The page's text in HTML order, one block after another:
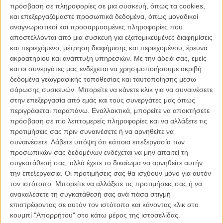
πρόσβαση σε πληροφορίες σε μια συσκευή, όπως τα cookies,
και επεξεργαζόμαστε προσωπικά δεδομένα, όπως μοναδικοί
αναγνωριστικοί και προσαρμοσμένες πληροφορίες που
αποστέλλονται από μια συσκευή για εξατομικευμένες διαφημίσεις
και περιεχόμενο, μέτρηση διαφήμισης και περιεχομένου, έρευνα
ακροατηρίου και ανάπτυξη υπηρεσιών. Με την άδειά σας, εμείς
και οι συνεργάτες μας ενδέχεται να χρησιμοποιήσουμε ακριβή
δεδομένα γεωγραφικής τοποθεσίας και ταυτοποίησης μέσω
σάρωσης συσκευών. Μπορείτε να κάνετε κλικ για να συναινέσετε
στην επεξεργασία από εμάς και τους συνεργάτες μας όπως
περιγράφεται παραπάνω. Εναλλακτικά, μπορείτε να αποκτήσετε
πρόσβαση σε πιο λεπτομερείς πληροφορίες και να αλλάξετε τις
προτιμήσεις σας πριν συναινέσετε ή να αρνηθείτε να
συναινέσετε. Λάβετε υπόψη ότι κάποια επεξεργασία των
προσωπικών σας δεδομένων ενδέχεται να μην απαιτεί τη
συγκατάθεσή σας, αλλά έχετε το δικαίωμα να αρνηθείτε αυτήν
την επεξεργασία. Οι προτιμήσεις σας θα ισχύουν μόνο για αυτόν
τον ιστότοπο. Μπορείτε να αλλάξετε τις προτιμήσεις σας ή να
ανακαλέσετε τη συγκατάθεσή σας ανά πάσα στιγμή
επιστρέφοντας σε αυτόν τον ιστότοπο και κάνοντας κλικ στο
κουμπί "Απορρήτου" στο κάτω μέρος της ιστοσελίδας.
Στο 60ό Φεστιβάλ Κινηματογράφου Θεσσαλονίκης θα έχουμε την
ευκαιρία να ανακαλύψουμε επτά μεγάλου μήκους και μία μικρού
μήκους ταινία του. Ο σκηνοθέτης θα βρεθεί στη Θεσσαλονίκη για να
παρουσιάσει το έργο του, ενώ θα δώσει και masterclass ανοιχτό
στο κοινό. Ως πηγή έμπνευσης, ο σκηνοθέτης δηλώνει τους φίλους
του, την ποπ μουσική και το πειραματικό σινεμά των ’60s -αλλά και
τους κριτικούς κινηματογράφου της ίδιας δεκαετίας-, καθώς και τους
avant garde καλλιτέχνες των αρχών του 20ού αιώνα. Στις ταινίες
του αρέσκεται να αναμειγνύει διάσημους και επαγγελματίες
ηθοποιούς με ανθρώπους από την ιδιαίτερη πατρίδα του ή με
ανθρώπους που βρήκε απλά στο Facebook.